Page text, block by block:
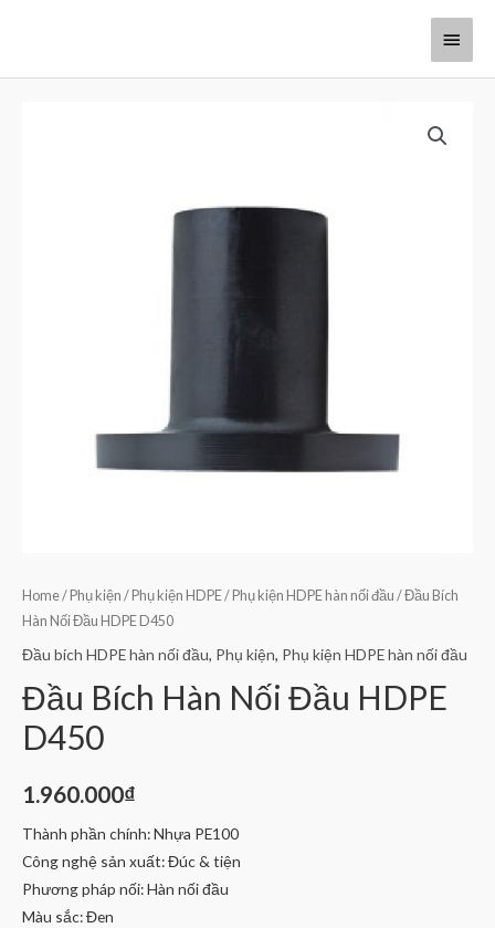
Home/ Phụ kiện / Phụ kiện HDPE/ Phụ kiện HDPE hàn nối đầu / Đầu Bích
Hàn Nối Đầu HDPE D450
Đầu bích HDPE hàn nối đầu, Phụ kiện, Phụ kiện HDPE hàn nối đầu
Đầu Bích Hàn Nối Đầu HDPE
D450
1.960.000₫
Thành phần chính: Nhựa PE100
Công nghệ sản xuất: Đúc & tiện
Phương pháp nối: Hàn nối đầu
Màu sắc: Đen